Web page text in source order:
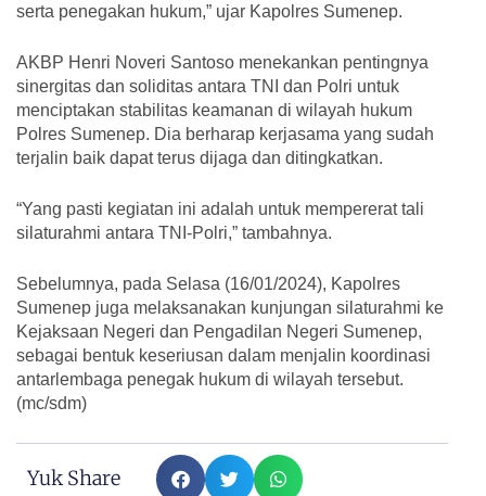
serta penegakan hukum,” ujar Kapolres Sumenep.
AKBP Henri Noveri Santoso menekankan pentingnya
sinergitas dan soliditas antara TNI dan Polri untuk
menciptakan stabilitas keamanan di wilayah hukum
Polres Sumenep. Dia berharap kerjasama yang sudah
terjalin baik dapat terus dijaga dan ditingkatkan.
“Yang pasti kegiatan ini adalah untuk mempererat tali
silaturahmi antara TNI-Polri,” tambahnya.
Sebelumnya, pada Selasa (16/01/2024), Kapolres
Sumenep juga melaksanakan kunjungan silaturahmi ke
Kejaksaan Negeri dan Pengadilan Negeri Sumenep,
sebagai bentuk keseriusan dalam menjalin koordinasi
antarlembaga penegak hukum di wilayah tersebut.
(mc/sdm)
Yuk Share